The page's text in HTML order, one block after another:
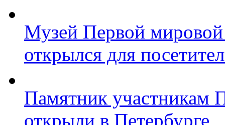
Музей Первой
открылся для
Памятник участникам
открыли в Петербурге